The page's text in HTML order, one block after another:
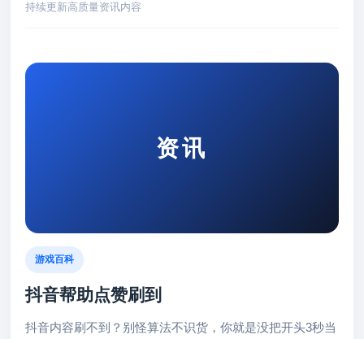
持续更新高质量资讯内容
资讯
游戏百科
抖音帮助点赞刷到
抖音内容刷不到？别怪算法不识货，你就是没把开头3秒当